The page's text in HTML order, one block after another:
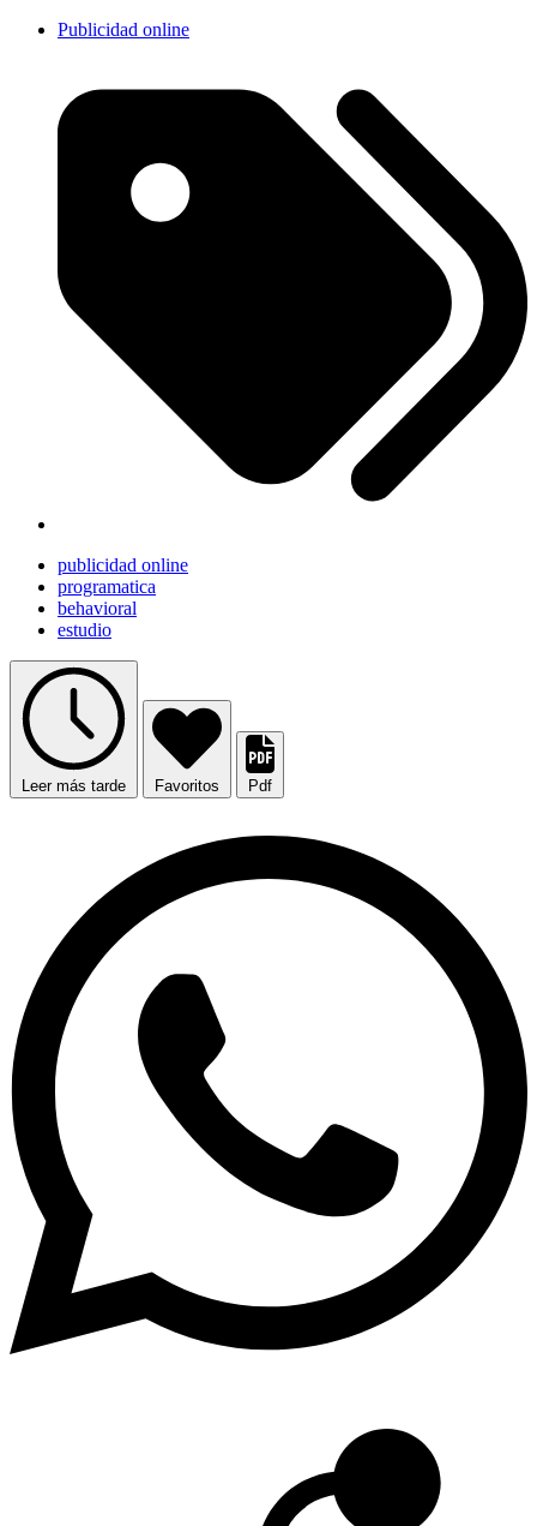
Publicidad online
publicidad online
programatica
behavioral
estudio
Leer más tarde Favoritos Pdf